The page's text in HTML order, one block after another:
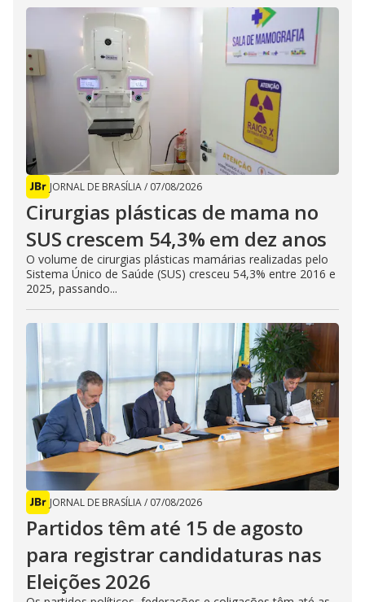
JORNAL DE BRASÍLIA/ 07/08/2026
Cirurgias plásticas de mama no
SUS crescem 54,3% em dez anos
O volume de cirurgias plásticas mamárias realizadas pelo
Sistema Único de Saúde (SUS) cresceu 54,3% entre 2016 e
2025, passando...
JORNAL DE BRASÍLIA/ 07/08/2026
Partidos têm até 15 de agosto
para registrar candidaturas nas
Eleições 2026